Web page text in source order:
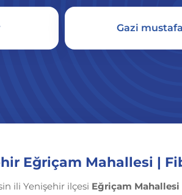
Gazi
Eğriçam Mahallesi |
ili Yenişehir ilçesi Eğriçam Mahallesi